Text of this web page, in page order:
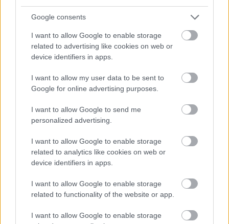
Google consents
I want to allow Google to enable storage
related to advertising like cookies on web or
device identifiers in apps.
I want to allow my user data to be sent to
Google for online advertising purposes.
I want to allow Google to send me
personalized advertising.
I want to allow Google to enable storage
related to analytics like cookies on web or
device identifiers in apps.
I want to allow Google to enable storage
related to functionality of the website or app.
I want to allow Google to enable storage